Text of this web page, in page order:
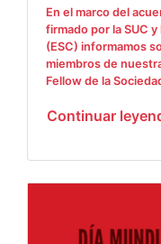
En el marco del
firmado por la SUC
(ESC) informamos
miembros de
Fellow de la
Continuar